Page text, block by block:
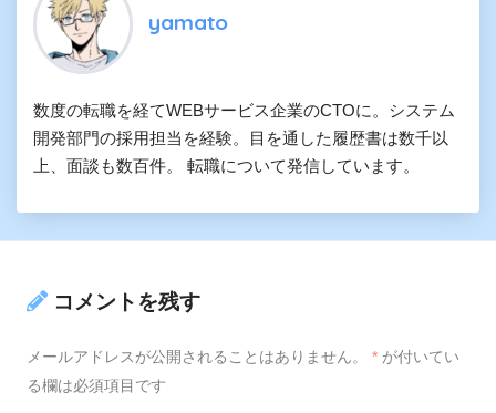
yamato
数度の転職を経てWEBサービス企業のCTOに。システム
開発部門の採用担当を経験。目を通した履歴書は数千以
上、面談も数百件。 転職について発信しています。
コメントを残す
メールアドレスが公開されることはありません。 * が付いてい
る欄は必須項目です